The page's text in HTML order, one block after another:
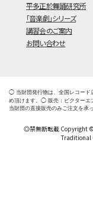
平多正於舞踊研究所
「音楽劇」シリーズ
講習会のご案内
お問い合わせ
◯ 当財団発行物は、全国レコード
め頂けます。◯ 販売：ビクター
当財団の直接販売のみご注文を承
◎禁無断転載 Copyright
Traditional